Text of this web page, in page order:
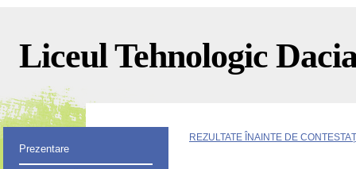
Liceul Tehnologic
Prezentare
REZULTATE ÎNAINTE DE